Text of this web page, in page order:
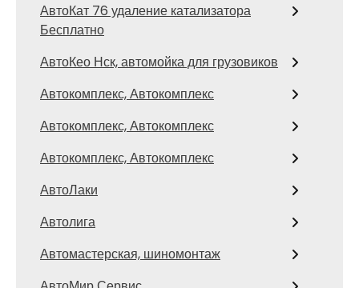
АвтоКат 76 удаление катализатора
Бесплатно
АвтоКео Нск, автомойка для грузовиков
Автокомплекс, Автокомплекс
Автокомплекс, Автокомплекс
Автокомплекс, Автокомплекс
АвтоЛаки
Автолига
Автомастерская, шиномонтаж